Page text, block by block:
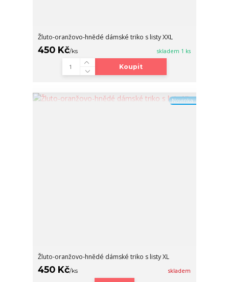
Žluto-oranžovo-hnědé dámské triko s listy XXL
450 Kč/ks skladem 1 ks
Koupit
Novinka
Žluto-oranžovo-hnědé dámské triko s listy XL
450 Kč/ks skladem